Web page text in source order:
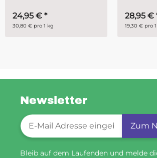
28,95 €
19,30 € pro 1 kg
Newsletter
Newsletter-Registrierung
Zum
Bleib auf dem Laufenden und melde